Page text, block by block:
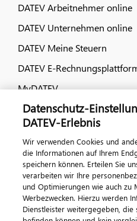
DATEV Arbeitnehmer online
DATEV Unternehmen online
DATEV Meine Steuern
DATEV E-
MyDATEV
Dialog & Medien
Veranstaltungen
DATEV magazin
DATEV-Community
DATEV-Newsletter
Datenschutz-
DATEV-Erlebnis
Wir verwenden Cookies und
die Informationen auf Ihrem
speichern können. Erteilen Sie
verarbeiten wir Ihre
und Optimierungen wie auch zu
Werbezwecken. Hierzu werden
Dienstleister weitergegeben, die